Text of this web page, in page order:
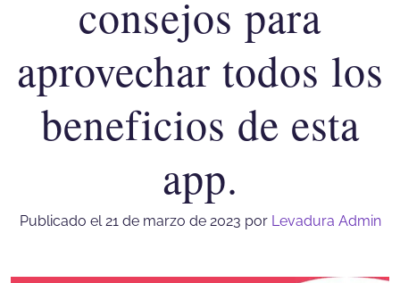
consejos para
aprovechar todos los
beneficios de esta
app.
Publicado el 21 de marzo de 2023 por Levadura Admin